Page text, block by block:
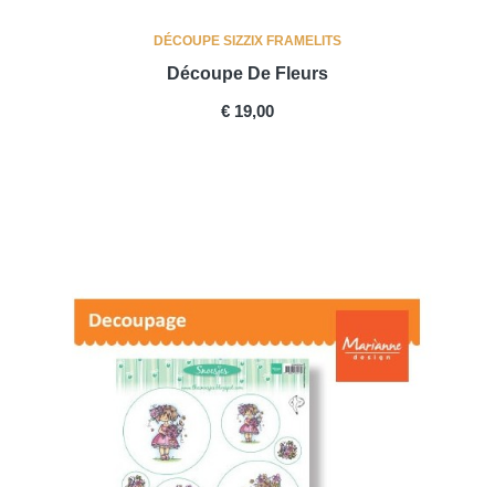
DÉCOUPE SIZZIX FRAMELITS
Découpe De Fleurs
PRICE
€ 19,00